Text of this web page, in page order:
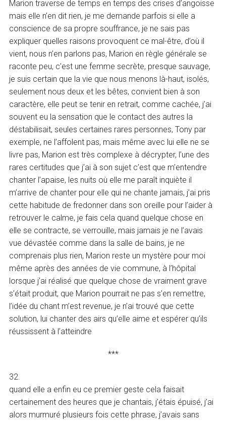
Marion traverse de temps en temps des crises d’angoisse
mais elle n’en dit rien, je me demande parfois si elle a
conscience de sa propre souffrance, je ne sais pas
expliquer quelles raisons provoquent ce mal-être, d’où il
vient, nous n’en parlons pas, Marion en règle générale se
raconte peu, c’est une femme secrète, presque sauvage,
je suis certain que la vie que nous menons là-haut, isolés,
seulement nous deux et les bêtes, convient bien à son
caractère, elle peut se tenir en retrait, comme cachée, j’ai
souvent eu la sensation que le contact des autres la
déstabilisait, seules certaines rares personnes, Tony par
exemple, ne l’affolent pas, mais même avec lui elle ne se
livre pas, Marion est très complexe à décrypter, l’une des
rares certitudes que j’ai à son sujet c’est que m’entendre
chanter l’apaise, les nuits où elle me paraît inquiète il
m’arrive de chanter pour elle qui ne chante jamais, j’ai pris
cette habitude de fredonner dans son oreille pour l’aider à
retrouver le calme, je fais cela quand quelque chose en
elle se contracte, se verrouille, mais jamais je ne l’avais
vue dévastée comme dans la salle de bains, je ne
comprenais plus rien, Marion reste un mystère pour moi
même après des années de vie commune, à l’hôpital
lorsque j’ai réalisé que quelque chose de vraiment grave
s’était produit, que Marion pourrait ne pas s’en remettre,
l’idée du chant m’est revenue, je n’ai trouvé que cette
solution, lui chanter des airs qu’elle aime et espérer qu’ils
réussissent à l’atteindre
***
32.
quand elle a enfin eu ce premier geste cela faisait
certainement des heures que je chantais, j’étais épuisé, j’ai
alors murmuré plusieurs fois cette phrase, j’avais sans